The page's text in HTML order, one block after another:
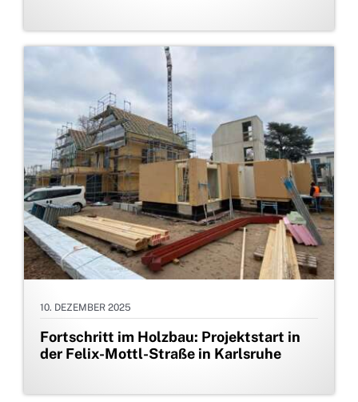
10. DEZEMBER 2025
Fortschritt im Holzbau: Projektstart in
der Felix-Mottl-Straße in Karlsruhe